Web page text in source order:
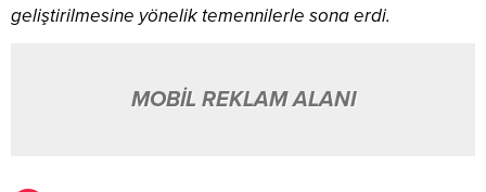
geliştirilmesine yönelik temennilerle sona erdi.
MOBİL REKLAM ALANI